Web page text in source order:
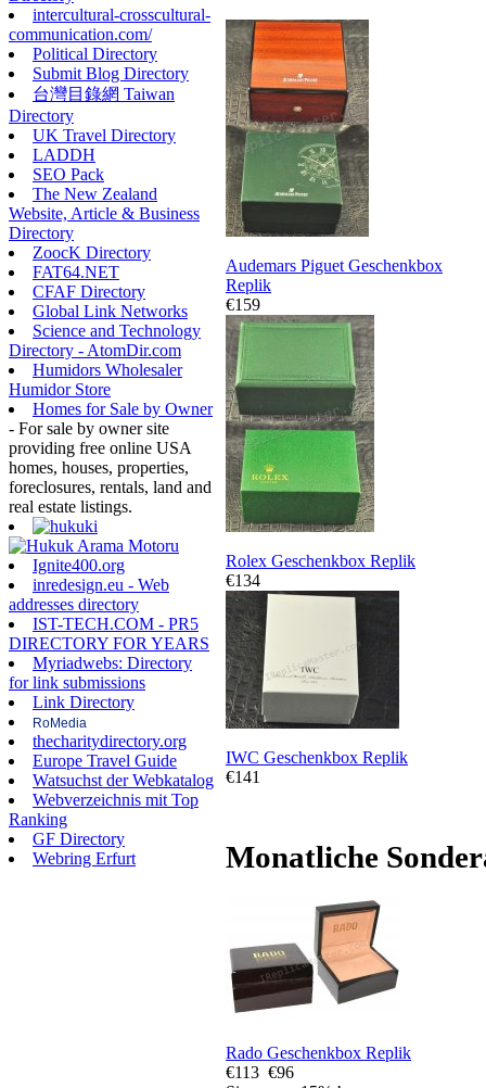
intercultural-crosscultural-
communication.com/
Political Directory
Submit Blog Directory
台灣目錄網 Taiwan
Directory
UK Travel Directory
LADDH
SEO Pack
The New Zealand
Website, Article & Business
Directory
ZoocK Directory
FAT64.NET
CFAF Directory
Global Link Networks
Science and Technology
Directory - AtomDir.com
Humidors Wholesaler
Humidor Store
Homes for Sale by Owner
- For sale by owner site
providing free online USA
homes, houses, properties,
foreclosures, rentals, land and
real estate listings.
Ignite400.org
inredesign.eu - Web
addresses directory
IST-TECH.COM - PR5
DIRECTORY FOR YEARS
Myriadwebs: Directory
for link submissions
Link Directory
RoMedia
thecharitydirectory.org
Europe Travel Guide
Watsuchst der Webkatalog
Webverzeichnis mit Top
Ranking
GF Directory
Webring Erfurt
Audemars Piguet Geschenkbox
Replik
€159
Rolex Geschenkbox Replik
€134
IWC Geschenkbox Replik
€141
Monatliche
Rado Geschenkbox Replik
€113 €96